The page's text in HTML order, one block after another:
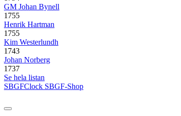
GM Johan Bynell
1755
Henrik Hartman
1755
Kim Westerlundh
1743
Johan Norberg
1737
Se hela listan
SBGFClock SBGF-Shop